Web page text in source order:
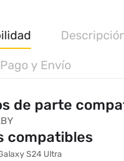
Pago y Envío
de parte
compatibles
S24 Ultra